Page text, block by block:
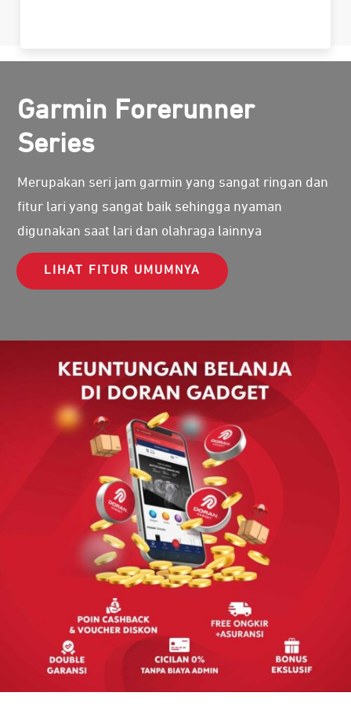
Garmin Forerunner
Series
Merupakan seri jam garmin yang sangat ringan dan
fitur lari yang sangat baik sehingga nyaman
digunakan saat lari dan olahraga lainnya
LIHAT FITUR UMUMNYA